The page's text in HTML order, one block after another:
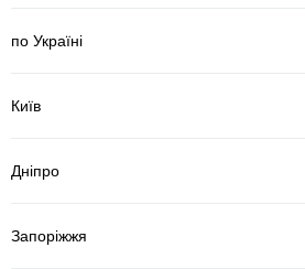
по Україні
Київ
Дніпро
Запоріжжя